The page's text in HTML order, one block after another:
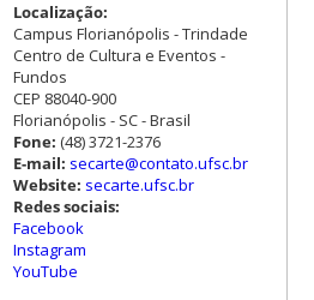
Localização:
Campus Florianópolis - Trindade
Centro de Cultura e Eventos -
Fundos
CEP 88040-900
Florianópolis - SC - Brasil
Fone: (48) 3721-2376
E-mail: secarte@contato.ufsc.br
Website: secarte.ufsc.br
Redes sociais:
Facebook
Instagram
YouTube